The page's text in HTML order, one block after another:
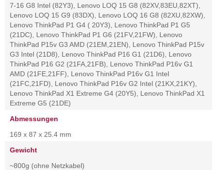
7-16 G8 Intel (82Y3), Lenovo LOQ 15 G8 (82XV,83EU,82XT),
Lenovo LOQ 15 G9 (83DX), Lenovo LOQ 16 G8 (82XU,82XW),
Lenovo ThinkPad P1 G4 ( 20Y3), Lenovo ThinkPad P1 G5
(21DC), Lenovo ThinkPad P1 G6 (21FV,21FW), Lenovo
ThinkPad P15v G3 AMD (21EM,21EN), Lenovo ThinkPad P15v
G3 Intel (21D8), Lenovo ThinkPad P16 G1 (21D6), Lenovo
ThinkPad P16 G2 (21FA,21FB), Lenovo ThinkPad P16v G1
AMD (21FE,21FF), Lenovo ThinkPad P16v G1 Intel
(21FC,21FD), Lenovo ThinkPad P16v G2 Intel (21KX,21KY),
Lenovo ThinkPad X1 Extreme G4 (20Y5), Lenovo ThinkPad X1
Extreme G5 (21DE)
Abmessungen
169 x 87 x 25.4 mm
Gewicht
~800g (ohne Netzkabel)